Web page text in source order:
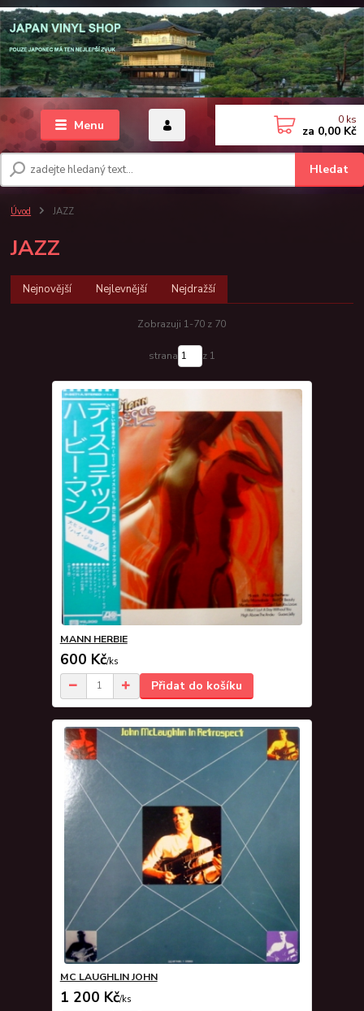
Menu
Hledat
0 ks
za 0,00 Kč
Úvod JAZZ
JAZZ
Nejnovější Nejlevnější Nejdražší
Zobrazuji 1-70 z 70
strana z 1
MANN HERBIE
600 Kč/ks
Přidat do košíku
MC LAUGHLIN JOHN
1 200 Kč/ks